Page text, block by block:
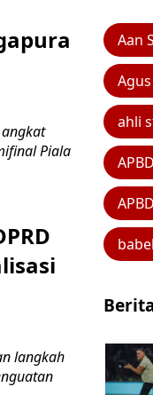
angkat
Piala
langkah
Aan
ahli